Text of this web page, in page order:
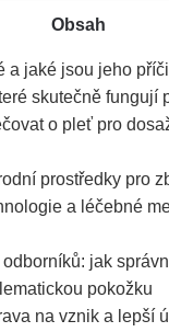
Obsah
a jaké ​jsou jeho
skutečně fungují
o pleť pro
prostředky pro
a léčebné
jak‍
pokožku
na vznik a lepší